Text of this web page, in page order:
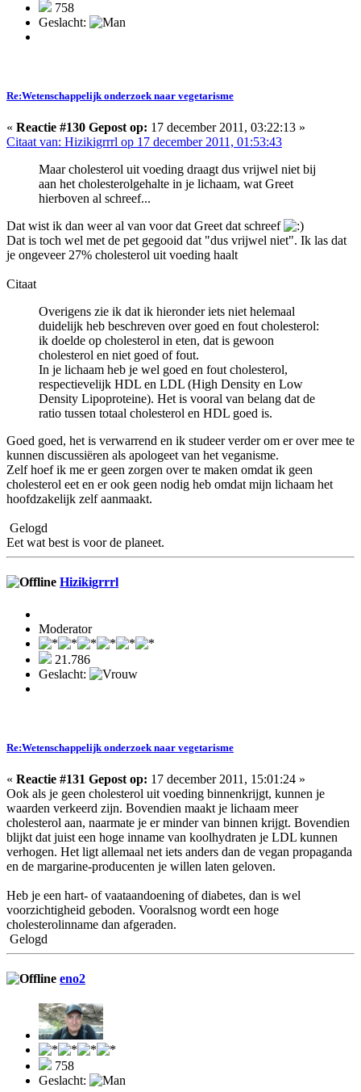
758
Geslacht:
Re:Wetenschappelijk onderzoek naar vegetarisme
« Reactie #130 Gepost op: 17 december 2011, 03:22:13 »
Citaat van: Hizikigrrrl op 17 december 2011, 01:53:43
Maar cholesterol uit voeding draagt dus vrijwel niet bij
aan het cholesterolgehalte in je lichaam, wat Greet
hierboven al schreef...
Dat wist ik dan weer al van voor dat Greet dat schreef
Dat is toch wel met de pet gegooid dat "dus vrijwel niet". Ik las dat
je ongeveer 27% cholesterol uit voeding haalt
Citaat
Overigens zie ik dat ik hieronder iets niet helemaal
duidelijk heb beschreven over goed en fout cholesterol:
ik doelde op cholesterol in eten, dat is gewoon
cholesterol en niet goed of fout.
In je lichaam heb je wel goed en fout cholesterol,
respectievelijk HDL en LDL (High Density en Low
Density Lipoproteine). Het is vooral van belang dat de
ratio tussen totaal cholesterol en HDL goed is.
Goed goed, het is verwarrend en ik studeer verder om er over mee te
kunnen discussiëren als apologeet van het veganisme.
Zelf hoef ik me er geen zorgen over te maken omdat ik geen
cholesterol eet en er ook geen nodig heb omdat mijn lichaam het
hoofdzakelijk zelf aanmaakt.
Gelogd
Eet wat best is voor de planeet.
Hizikigrrrl
Moderator
21.786
Geslacht:
Re:Wetenschappelijk onderzoek naar vegetarisme
« Reactie #131 Gepost op: 17 december 2011, 15:01:24 »
Ook als je geen cholesterol uit voeding binnenkrijgt, kunnen je
waarden verkeerd zijn. Bovendien maakt je lichaam meer
cholesterol aan, naarmate je er minder van binnen krijgt. Bovendien
blijkt dat juist een hoge inname van koolhydraten je LDL kunnen
verhogen. Het ligt allemaal net iets anders dan de vegan propaganda
en de margarine-producenten je willen laten geloven.
Heb je een hart- of vaataandoening of diabetes, dan is wel
voorzichtigheid geboden. Vooralsnog wordt een hoge
cholesterolinname dan afgeraden.
Gelogd
eno2
758
Geslacht: